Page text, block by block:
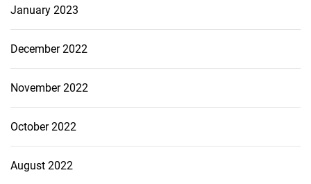
January 2023
December 2022
November 2022
October 2022
August 2022